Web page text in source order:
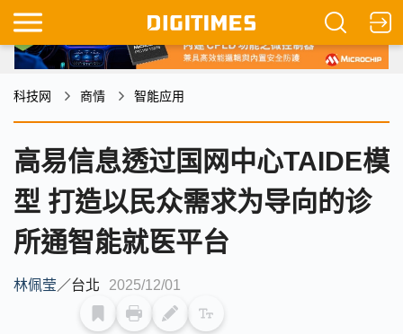
科技网 商情 智能应用
高易信息透过国网中心TAIDE模
型 打造以民众需求为导向的诊
所通智能就医平台
林佩莹／台北 2025/12/01